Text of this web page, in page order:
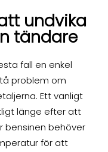
undvika
tändare
fall en enkel
problem om
Ett vanligt
länge efter att
bensinen behöver
för att